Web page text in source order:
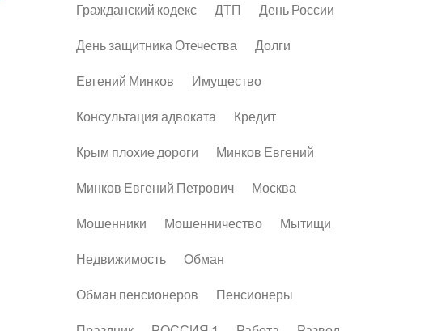
Гражданский кодекс ДТП День России
День защитника Отечества Долги
Евгений Минков Имущество
Консультация адвоката Кредит
Крым плохие дороги Минков Евгений
Минков Евгений Петрович Москва
Мошенники Мошенничество Мытищи
Недвижимость Обман
Обман пенсионеров Пенсионеры